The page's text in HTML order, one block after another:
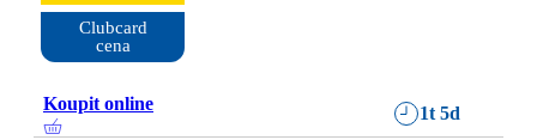
Clubcard
cena
Koupit online 1t 5d